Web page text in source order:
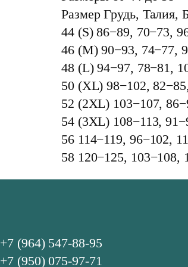
Размер Грудь, Талия,
44 (S) 86−89, 70−73,
46 (M) 90−93, 74−77,
48 (L) 94−97, 78−81,
50 (XL) 98−102,
52 (2XL) 103−107,
54 (3XL) 108−113,
56 114−119, 96−102,
58 120−125, 103−108,
+7 (964) 547-88-95
+7 (950) 075-97-71